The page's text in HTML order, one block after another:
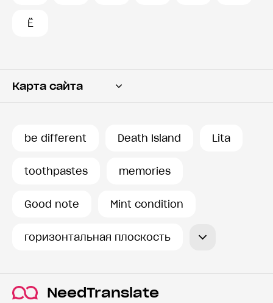
Ё
Карта сайта
be different Death Island Lita
toothpastes memories
Good note Mint condition
горизонтальная плоскость
NeedTranslate